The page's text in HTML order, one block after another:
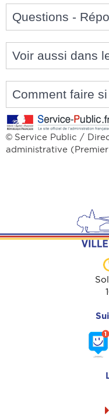
Questions -
Voir aussi dans
Comment faire si
© Service Public /
administrative